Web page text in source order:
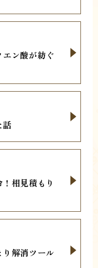
ン酸が紡ぐ
話
相見積もり
解消ツール